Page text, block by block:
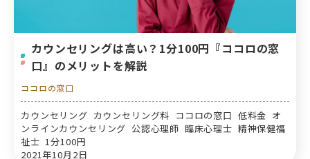
カウンセリングは高い？1分100円『ココロの窓
口』のメリットを解説
ココロの窓口
カウンセリング カウンセリング料 ココロの窓口 低料金 オ
ンラインカウンセリング 公認心理師 臨床心理士 精神保健福
祉士 1分100円
2021年10月2日